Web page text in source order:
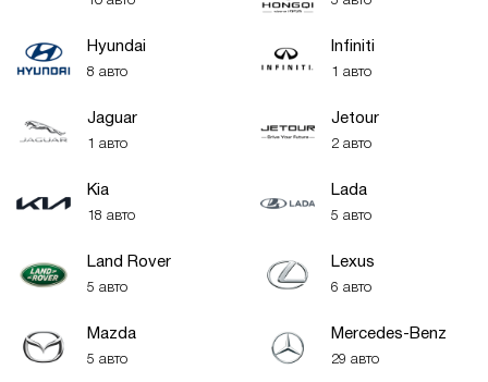
Hyundai
8 авто
Infiniti
1 авто
Jaguar
1 авто
Jetour
2 авто
Kia
18 авто
Lada
5 авто
Land Rover
5 авто
Lexus
6 авто
Mazda
5 авто
Mercedes-Benz
29 авто